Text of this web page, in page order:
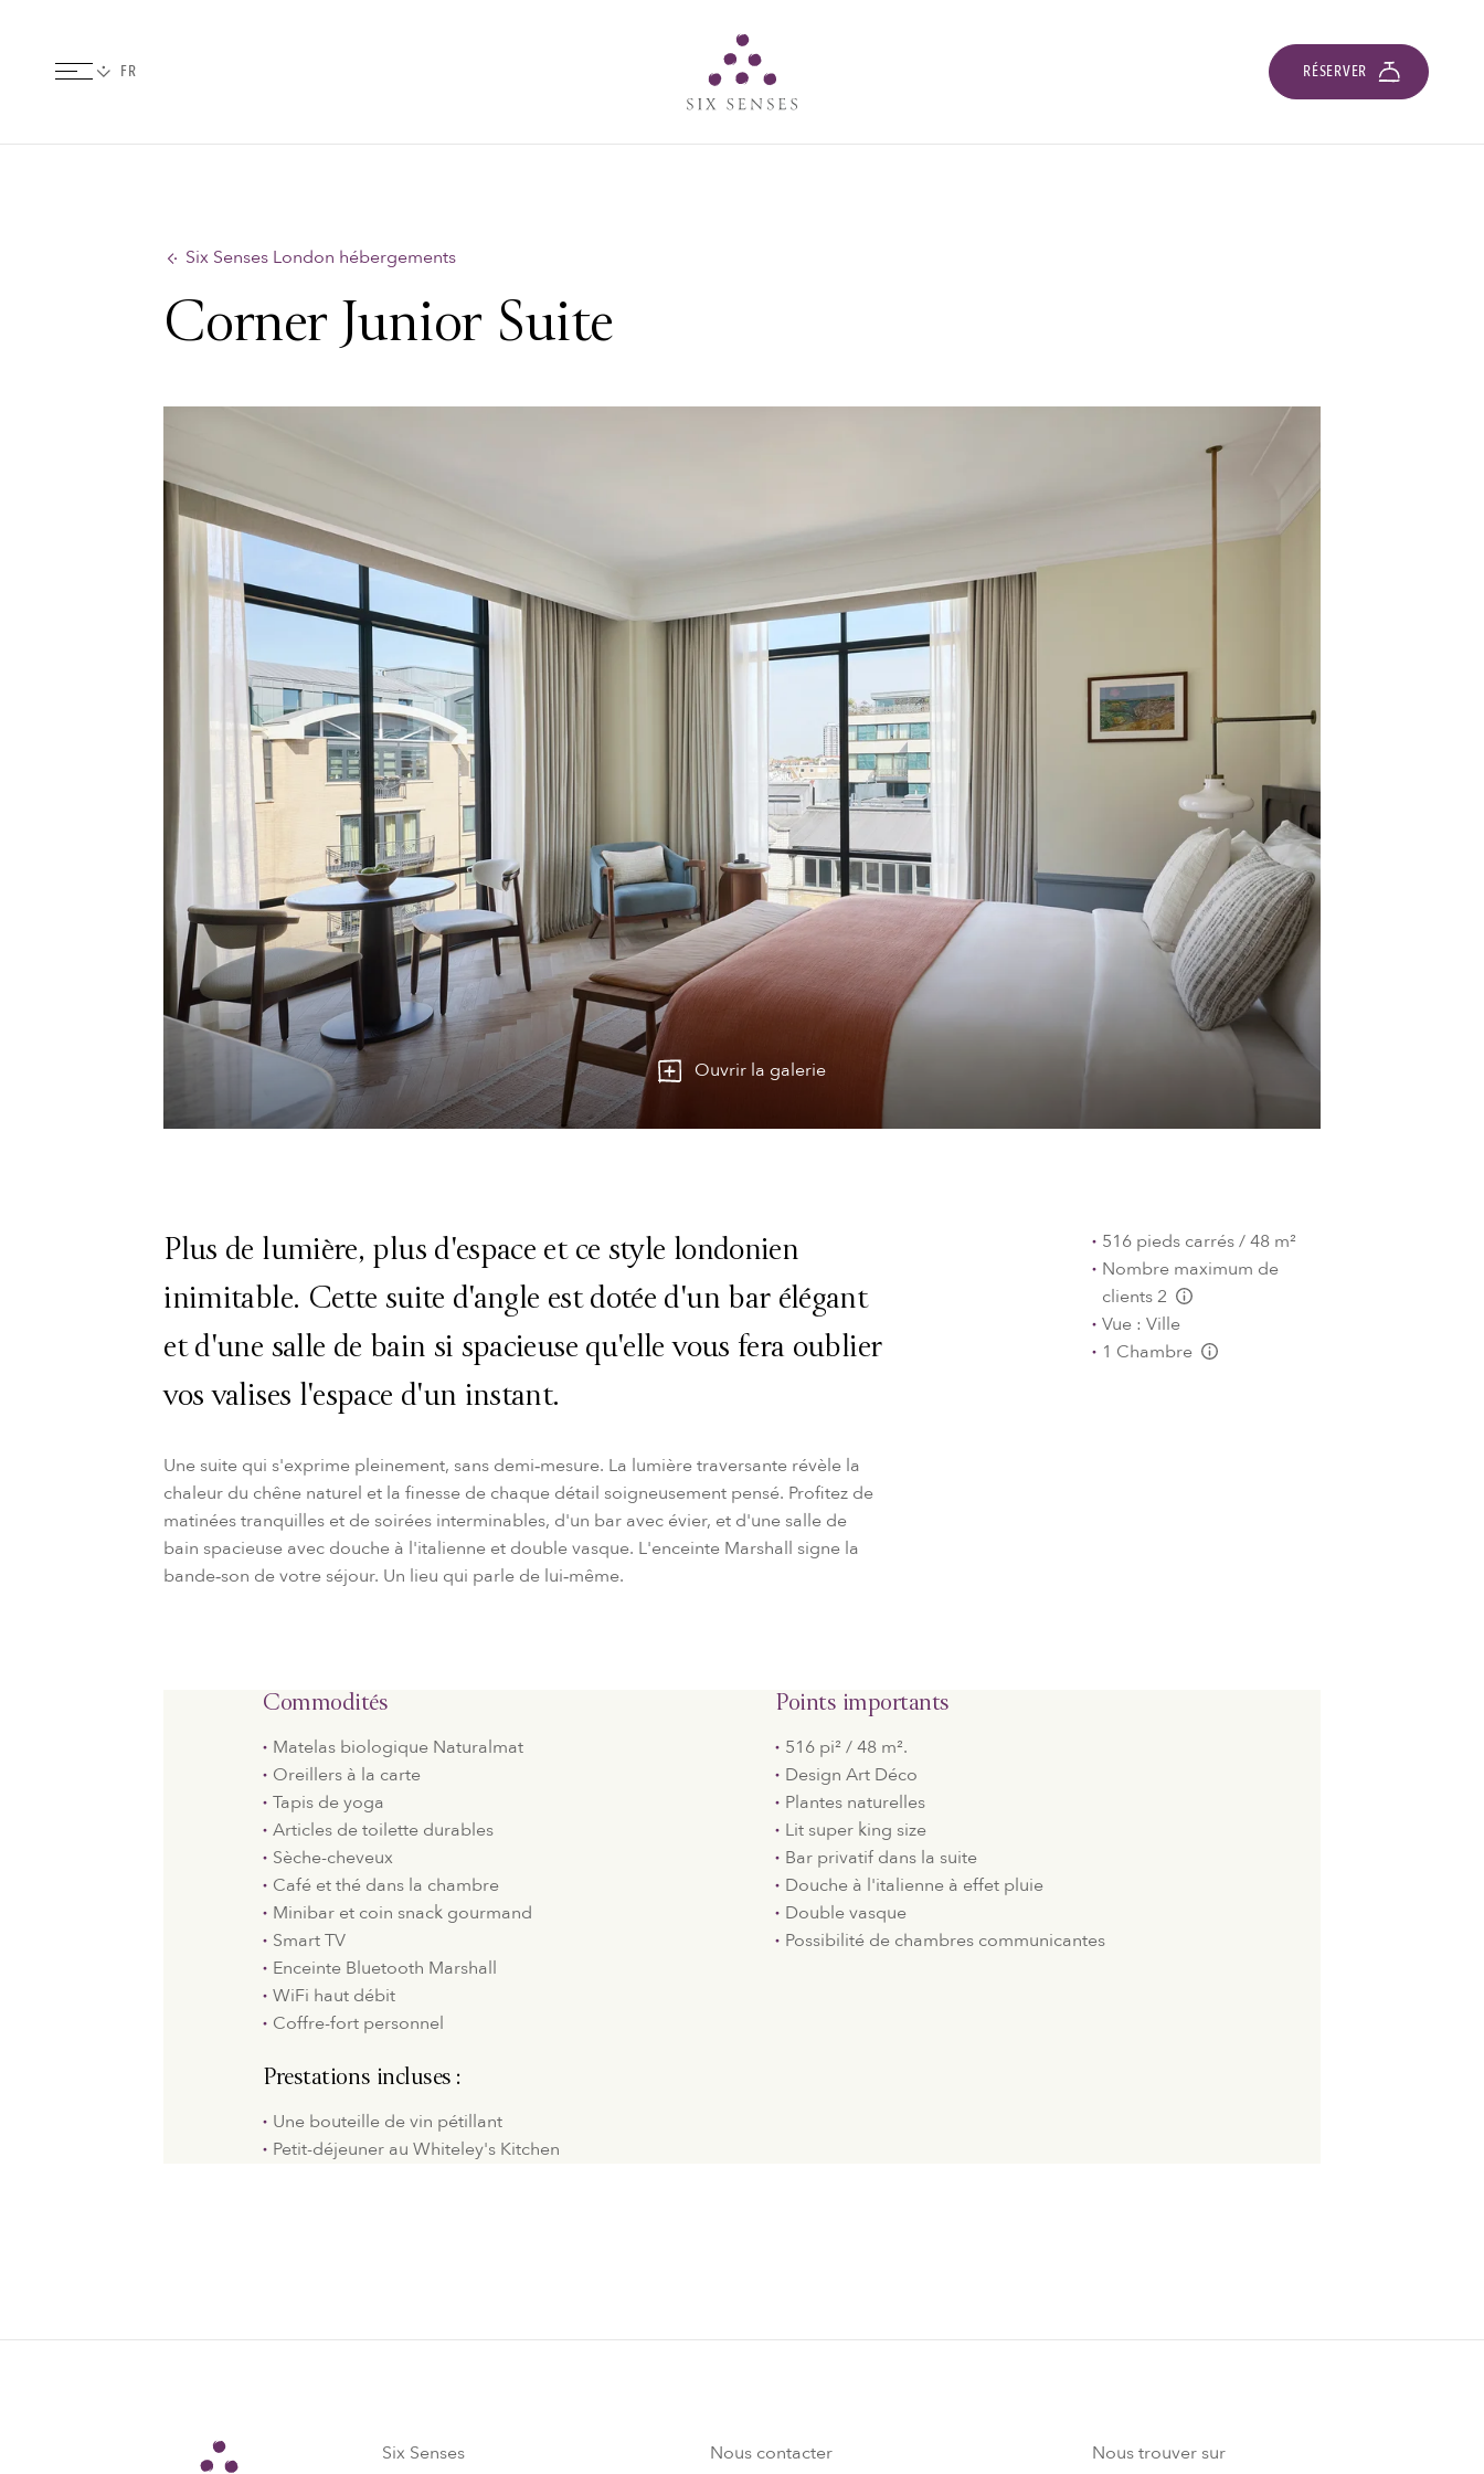
RÉSERVER
Six Senses London hébergements
Corner Junior Suite
Ouvrir la galerie
Plus de lumière, plus d'espace et ce style londonien
inimitable. Cette suite d'angle est dotée d'un bar élégant
et d'une salle de bain si spacieuse qu'elle vous fera oublier
vos valises l'espace d'un instant.
Une suite qui s'exprime pleinement, sans demi‑mesure. La lumière traversante révèle la
chaleur du chêne naturel et la finesse de chaque détail soigneusement pensé. Profitez de
matinées tranquilles et de soirées interminables, d'un bar avec évier, et d'une salle de
bain spacieuse avec douche à l'italienne et double vasque. L'enceinte Marshall signe la
bande‑son de votre séjour. Un lieu qui parle de lui‑même.
516 pieds carrés / 48 m²
Nombre maximum de
clients 2
L:Generic.Info
Vue : Ville
1 Chambre
L:Generic.Info
Commodités
Matelas biologique Naturalmat
Oreillers à la carte
Tapis de yoga
Articles de toilette durables
Sèche-cheveux
Café et thé dans la chambre
Minibar et coin snack gourmand
Smart TV
Enceinte Bluetooth Marshall
WiFi haut débit
Coffre-fort personnel
Prestations incluses :
Une bouteille de vin pétillant
Petit-déjeuner au Whiteley's Kitchen
Points importants
516 pi² / 48 m².
Design Art Déco​
Plantes naturelles
Lit super king size
Bar privatif dans la suite
Douche à l'italienne à effet pluie
Double vasque
Possibilité de chambres communicantes
Six Senses Nous contacter Nous trouver sur